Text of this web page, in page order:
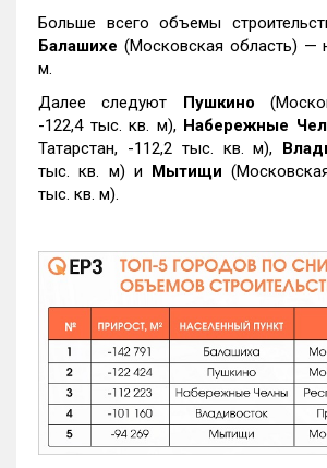
Больше всего объемы
Балашихе (Московская область) —
м.
Далее следуют Пушкино
-122,4 тыс. кв. м), Набережные
Татарстан, -112,2 тыс. кв. м),
тыс. кв. м) и Мытищи
тыс. кв. м).